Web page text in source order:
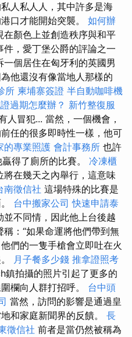
人私人人，其中許多是海
口才能開始突襲。 如何辦
在顏色上並創造秩序與和平
，愛丁堡公爵的評論之一
個居住在匈牙利的英國男
他還沒有像當地人那樣的
所 柬埔寨簽證 半自動咖啡機
過期怎麼辦？ 新竹整復服
人冒犯... 當然，一個機會，
任的很多即時性一樣，他可
的專業照護 會計事務所 也許
得了廁所的比賽。 冷凍櫃
將在幾天之內舉行，這意味
南徵信社 這場特殊的比賽是
台中搬家公司 快速申請泰
不同情，因此他上台後越
：“如果命運將他們帶到無
們的一隻手槍會立即吐在火
月子餐多少錢 推拿證照考
鎮拍攝的照片引起了更多的
欄向人群打招呼。 台中頭
當然，訪問的影響是通過皇
和家庭新聞界的反饋。 長
徵信社 前者是當仍然被稱為